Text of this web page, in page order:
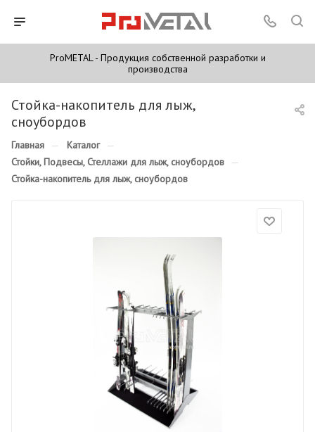
ProMETAL - Продукция собственной разработки и
производства
Стойка-накопитель для лыж,
сноубордов
Главная — Каталог —
Стойки, Подвесы, Стеллажи для лыж, сноубордов —
Стойка-накопитель для лыж, сноубордов